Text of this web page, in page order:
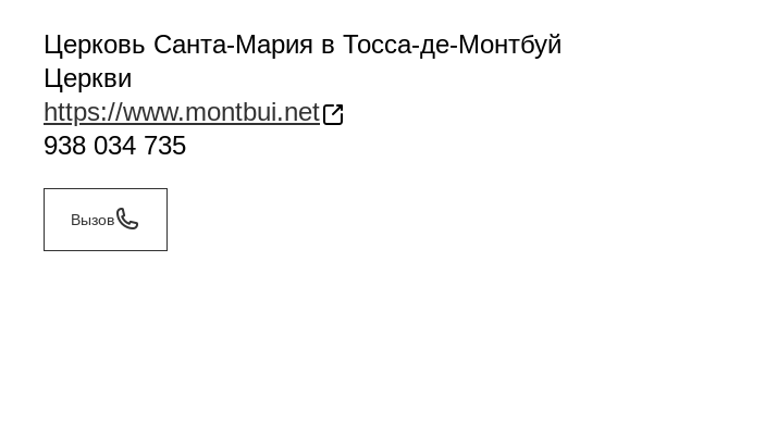
Церковь Санта-Мария в Тосса-де-Монтбуй
Церкви
https://www.montbui.net
938 034 735
Вызов